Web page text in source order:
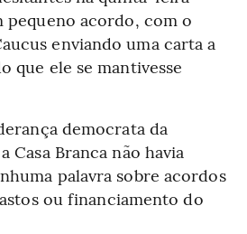
pequeno acordo, com o
enviando uma carta a
que ele se mantivesse
democrata da
Casa Branca não havia
palavra sobre acordos
ou financiamento do